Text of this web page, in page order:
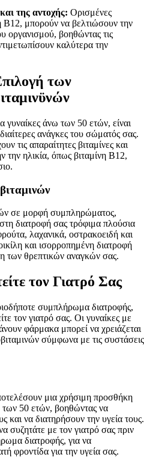
της αντοχής: Ορισμένες
Β12, μπορούν να βελτιώσουν την
οργανισμού, βοηθώντας τις
καλύτερα την
των
γυναίκες άνω των 50 ετών, είναι
ανάγκες του σώματός σας.
τις απαραίτητες βιταμίνες και
την ηλικία, όπως βιταμίνη Β12,
σε μορφή συμπληρώματος,
διατροφή σας τρόφιμα πλούσια
λαχανικά, οστρακοειδή και
και ισορροπημένη διατροφή
των θρεπτικών αναγκών σας.
τον Γιατρό Σας
συμπλήρωμα διατροφής,
τον γιατρό σας. Οι γυναίκες με
φάρμακα μπορεί να χρειάζεται
σύμφωνα με τις συστάσεις
μια χρήσιμη προσθήκη
50 ετών, βοηθώντας να
και να διατηρήσουν την υγεία τους.
συζητάτε με τον γιατρό σας πριν
διατροφής, για να
φροντίδα για την υγεία σας.